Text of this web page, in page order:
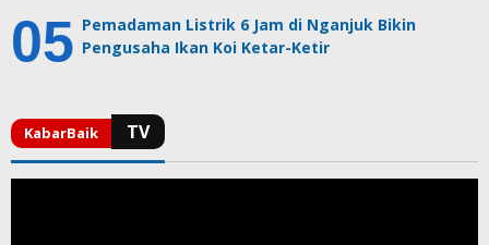
Pemadaman Listrik 6 Jam di Nganjuk Bikin
Pengusaha Ikan Koi Ketar-Ketir